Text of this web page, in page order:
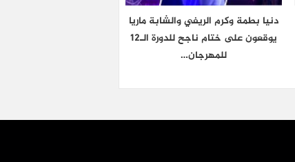
دنيا بطمة وكرم الريفي والشابة ماريا
يوقعون على ختام ناجح للدورة الـ12
للمهرجان…